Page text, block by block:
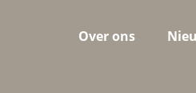
Over ons